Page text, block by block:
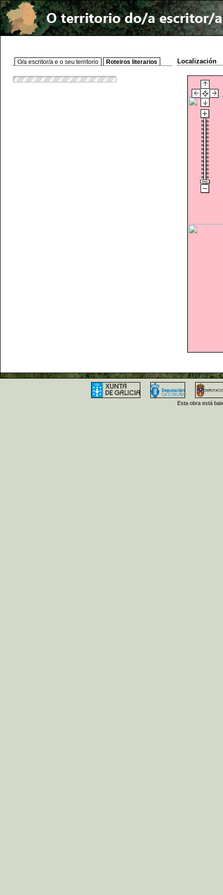
O/a escritor/a e o seu territorio Roteiros literarios Localización
Esta obra está